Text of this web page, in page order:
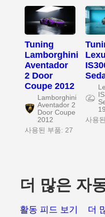
Tuning
Lamborghini
Aventador
2 Door
Coupe 2012
Lamborghini
Aventador 2
Door Coupe
2012
사용된 부품: 27
사용
더 많은 자
활동 피드 보기 더